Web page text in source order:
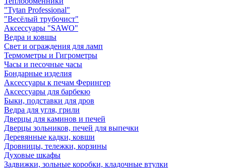
"Tytan Professional"
"Весёлый трубочист"
Аксессуары "SAWO"
Ведра и ковшы
Свет и ограждения для ламп
Термометры и Гигрометры
Часы и песочные часы
Бондарные изделия
Аксессуары к печам Ферингер
Аксессуары для барбекю
Быки, подставки для дров
Ведра для угля, грили
Дверцы для каминов и печей
Дверцы зольников, печей для выпечки
Деревянные кадки, ковши
Дровницы, тележки, корзины
Духовые шкафы
Задвижки, зольные коробки, кладочные втулки